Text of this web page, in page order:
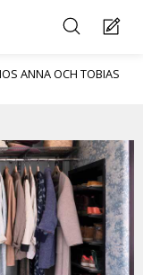
ANNA OCH TOBIAS